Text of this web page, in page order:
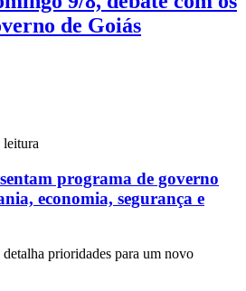
de Goiás
programa de governo
economia, segurança e
prioridades para um novo